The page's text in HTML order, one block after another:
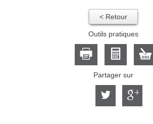
< Retour
Outils pratiques
Partager sur